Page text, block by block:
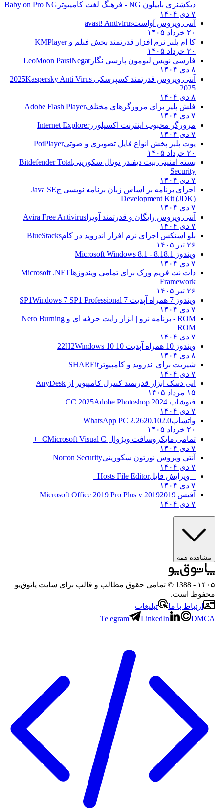
دیکشنری بابیلون NG - فرهنگ لغت کامپیوتر
Babylon Pro NG
۷ دی ۱۴۰۴
آنتی ویروس آواستavast! Antivirus
۲۰ خرداد ۱۴۰۵
کا ام پلیر نرم افزار قدرتمند پخش فیلم وKMPlayer
۲۰ خرداد ۱۴۰۵
فارسی نویس لیومون پارسی نگارLeoMoon ParsiNegar
۸ دی ۱۴۰۴
آنتی ویروس قدرتمند کسپرسکی 2025 Kaspersky Anti Virus
2025
۸ دی ۱۴۰۴
فلش پلیر برای مرورگرهای مختلفAdobe Flash Player
۷ دی ۱۴۰۴
مرورگر محبوب اینترنت اکسپلوررInternet Explorer
۷ دی ۱۴۰۴
پوت پلیر پخش انواع فایل تصویری و صوتیPotPlayer
۲۰ خرداد ۱۴۰۵
بسته امنیتی بیت دیفندر توتال سکوریتیBitdefender Total
Security
۷ دی ۱۴۰۴
اجرای برنامه بر اساس زبان برنامه نویسی جJava SE
Development Kit (JDK)
۷ دی ۱۴۰۴
آنتی ویروس رایگان و قدرتمند آویرا Avira Free Antivirus
۷ دی ۱۴۰۴
بلو استکس اجرای نرم افزار اندروید در کامBlueStacks
۲۶ تیر ۱۴۰۵
ویندوز 8.1
8.1 - Microsoft Windows 8.1
۷ دی ۱۴۰۴
دات نت فریم ورک برای تمامی ویندوزهاMicrosoft .NET
Framework
۲۶ تیر ۱۴۰۵
ویندوز 7 همراه آپدیت 7 SP1
Windows 7 SP1 Professional
۷ دی ۱۴۰۴
ROM - برنامه نرو | ابزار رایت حرفه ای و
Nero Burning
ROM
۷ دی ۱۴۰۴
ویندوز 10 همراه آپدیت 10 22H2
Windows 10
۸ دی ۱۴۰۴
شیریت برای اندروید و کامپیوتر SHAREit
۷ دی ۱۴۰۴
انی دسک ابزار قدرتمند کنترل کامپیوتر از AnyDesk
۱۵ مرداد ۱۴۰۵
فتوشاپ CC 2025 Adobe Photoshop 2024
۷ دی ۱۴۰۴
واتساپWhatsApp PC 2.2620.102.0
۲۰ خرداد ۱۴۰۵
تمامی مایکروسافت ویژوال C Microsoft Visual C++
۷ دی ۱۴۰۴
آنتی ویروس نورتون سکوریتیNorton Security
۷ دی ۱۴۰۴
– ویرایش فایلHosts File Editor+
۷ دی ۱۴۰۴
آفیس 2019 2019 Microsoft Office 2019 Pro Plus v
۷ دی ۱۴۰۴
مشاهده همه
۱۴۰۵
- 1388 © تمامی حقوق مطالب و قالب برای سایت پاتوق‌یو
محفوظ است.
ارتباط با ما
تبلیغات
Telegram
LinkedIn DMCA